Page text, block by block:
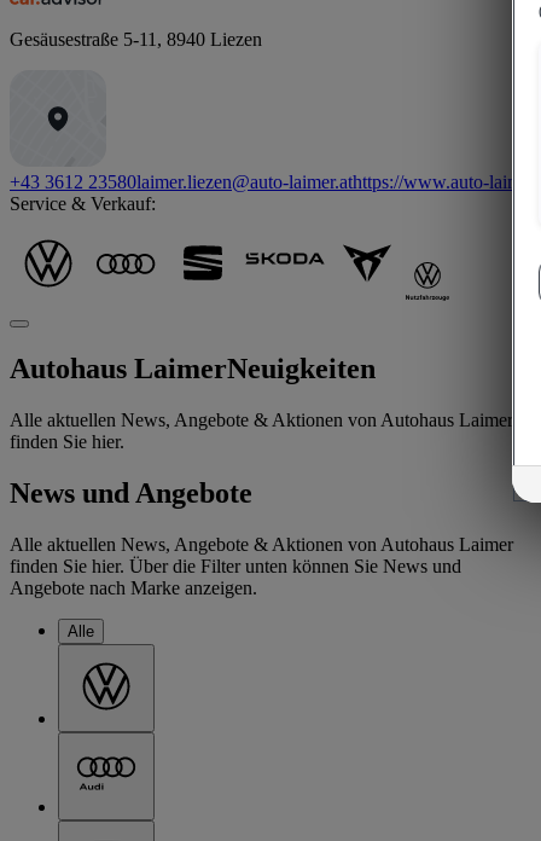
Gesäusestraße 5-11 , 8940 Liezen
+43 3612 23580laimer.liezen@auto-laimer.athttps://www.auto-
Service & Verkauf:
Autohaus LaimerNeuigkeiten
Alle aktuellen News, Angebote & Aktionen von Autohaus Laimer
finden Sie hier.
News und Angebote
Alle aktuellen News, Angebote & Aktionen von Autohaus Laimer
finden Sie hier. Über die Filter unten können Sie News und
Angebote nach Marke anzeigen.
Alle